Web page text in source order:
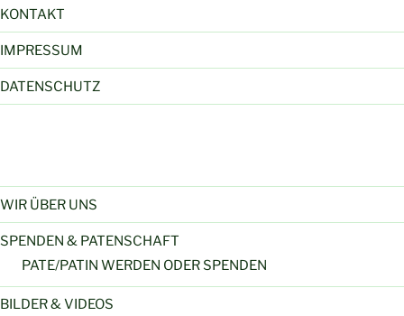
KONTAKT
IMPRESSUM
DATENSCHUTZ
WIR ÜBER UNS
SPENDEN & PATENSCHAFT
PATE/PATIN WERDEN ODER SPENDEN
BILDER & VIDEOS